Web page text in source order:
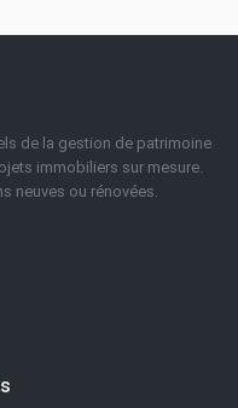
de la gestion de patrimoine
immobiliers sur mesure.
neuves ou rénovées.